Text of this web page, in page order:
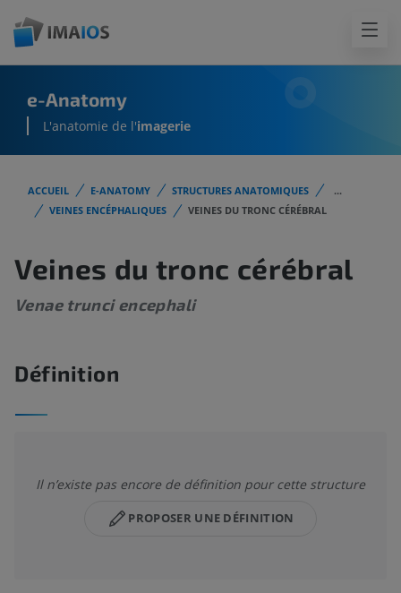
e-Anatomy
L'anatomie de l'imagerie
ACCUEIL E-ANATOMY STRUCTURES ANATOMIQUES
...
VEINES ENCÉPHALIQUES
VEINES DU TRONC CÉRÉBRAL
Veines du tronc cérébral
Venae trunci encephali
Définition
Il n’existe pas encore de définition pour cette structure
PROPOSER UNE DÉFINITION